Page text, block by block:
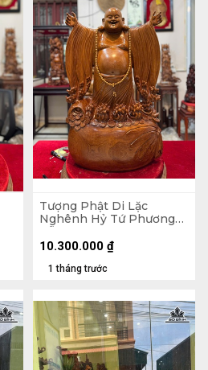
Tượng Phật Di Lặc
Nghênh Hỷ Tứ Phương
Gỗ Ngọc Am Cao 78
Ngang 46 Sâu 23 (cm)
1 tháng trước
10.300.000 ₫